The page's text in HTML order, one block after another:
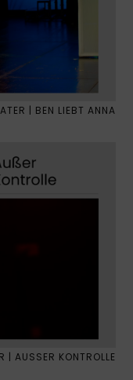
| BEN LIEBT ANNA
| AUSSER KONTROLLE